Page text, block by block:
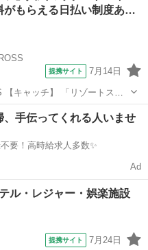
がもらえる日払い制度あ
提携サイト 7月14日
給料がもらえる日払い制度あ
、手伝ってくれる人いませ
万円〜 / 登録不要！高時給求人多数✨
Ad
ル・レジャー・娯楽施設
提携サイト 7月24日